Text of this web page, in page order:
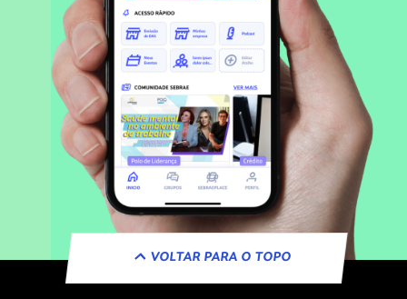
VOLTAR PARA O TOPO